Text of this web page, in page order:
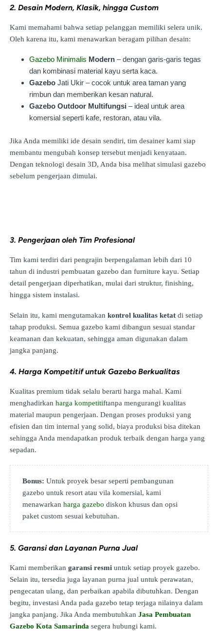
2. Desain Modern, Klasik, hingga Custom
Kami memahami bahwa setiap pelanggan memiliki selera unik.
Oleh karena itu, kami menawarkan beragam pilihan desain:
Gazebo Minimalis Modern – dengan garis-garis tegas
dan kombinasi material kayu serta kaca.
Gazebo Jati Ukir – cocok untuk area taman yang
rimbun dan memberikan kesan natural.
Gazebo Outdoor Multifungsi – ideal untuk area
komersial seperti kafe, restoran, atau vila.
Jika Anda memiliki ide desain sendiri, tim desainer kami siap
membantu mengubah konsep tersebut menjadi kenyataan.
Dengan teknologi desain 3D, Anda bisa melihat simulasi gazebo
sebelum pengerjaan dimulai.
3. Pengerjaan oleh Tim Profesional
Tim kami terdiri dari pengrajin berpengalaman lebih dari 10
tahun di industri pembuatan gazebo dan furniture kayu. Setiap
detail pengerjaan diperhatikan, mulai dari struktur, finishing,
hingga sistem instalasi.
Selain itu, kami mengutamakan kontrol kualitas ketat di setiap
tahap produksi. Semua gazebo kami dibangun sesuai standar
keamanan dan kekuatan, sehingga aman digunakan dalam
jangka panjang.
4. Harga Kompetitif untuk Gazebo Berkualitas
Kualitas premium tidak selalu berarti harga mahal. Kami
menghadirkan harga kompetitiftanpa mengurangi kualitas
material maupun pengerjaan. Dengan proses produksi yang
efisien dan tim internal yang solid, biaya produksi bisa ditekan
sehingga Anda mendapatkan produk terbaik dengan harga yang
sepadan.
Bonus: Untuk proyek besar seperti pembangunan
gazebo untuk resort atau vila komersial, kami
menawarkan harga gazebo diskon khusus dan opsi
paket custom sesuai kebutuhan.
5. Garansi dan Layanan Purna Jual
Kami memberikan garansi resmi untuk setiap proyek gazebo.
Selain itu, tersedia juga layanan purna jual untuk perawatan,
pengecatan ulang, dan perbaikan apabila dibutuhkan. Dengan
begitu, investasi Anda pada gazebo tetap terjaga nilainya dalam
jangka panjang. Jika Anda membutuhkan Jasa Pembuatan
Gazebo Kota Samarinda segera hubungi kami.